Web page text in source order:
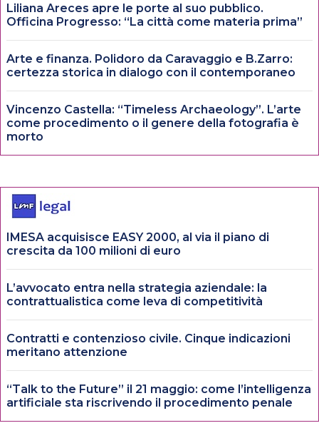
Liliana Areces apre le porte al suo pubblico.
Officina Progresso: “La città come materia prima”
Arte e finanza. Polidoro da Caravaggio e B.Zarro:
certezza storica in dialogo con il contemporaneo
Vincenzo Castella: “Timeless Archaeology”. L’arte
come procedimento o il genere della fotografia è
morto
IMESA acquisisce EASY 2000, al via il piano di
crescita da 100 milioni di euro
L’avvocato entra nella strategia aziendale: la
contrattualistica come leva di competitività
Contratti e contenzioso civile. Cinque indicazioni
meritano attenzione
“Talk to the Future” il 21 maggio: come l’intelligenza
artificiale sta riscrivendo il procedimento penale